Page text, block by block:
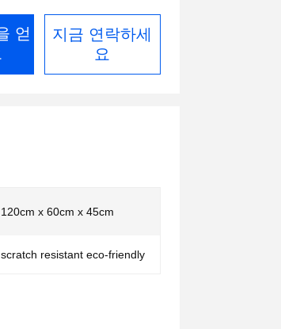
얻
지금 연락하세
요
120cm x 60cm x 45cm
scratch resistant eco-friendly